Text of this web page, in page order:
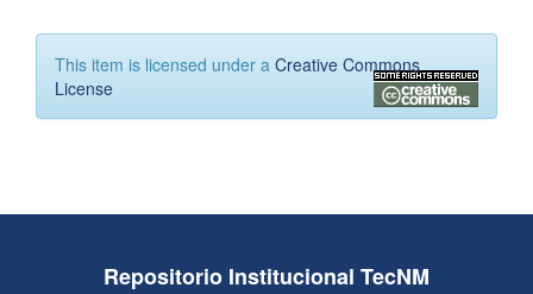
This item is licensed under a Creative Commons
License
Repositorio Institucional TecNM